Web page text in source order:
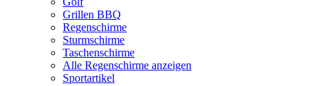
Grillen BBQ
Regenschirme
Sturmschirme
Taschenschirme
Alle Regenschirme anzeigen
Sportartikel